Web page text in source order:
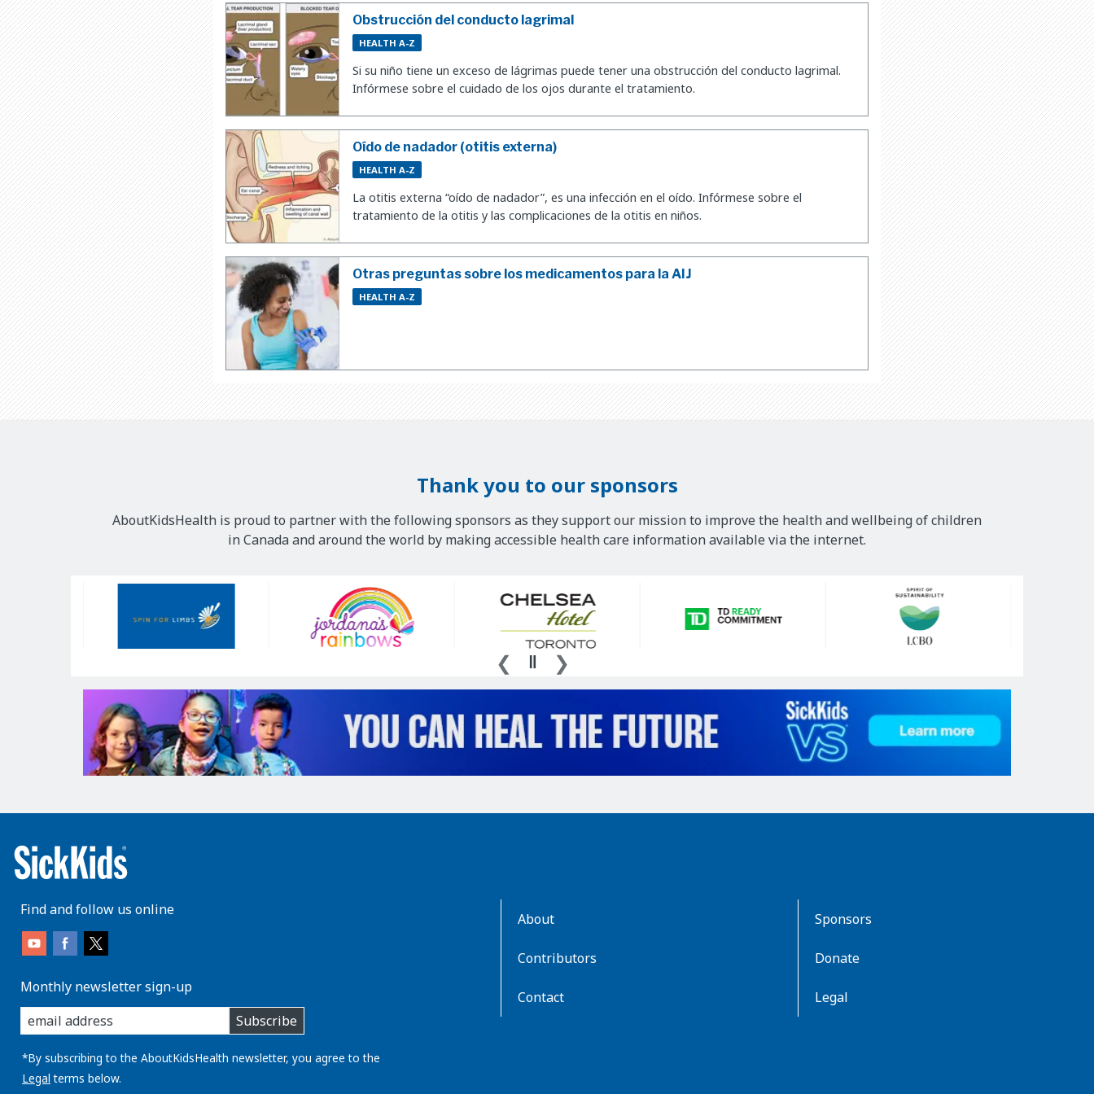
Obstrucción del conducto lagrimal
HEALTH A-Z
Si su niño tiene un exceso de lágrimas puede tener una obstrucción del conducto lagrimal.
Infórmese sobre el cuidado de los ojos durante el tratamiento.
Oído de nadador (otitis externa)
HEALTH A-Z
La otitis externa “oído de nadador”, es una infección en el oído. Infórmese sobre el
tratamiento de la otitis y las complicaciones de la otitis en niños.
Otras preguntas sobre los medicamentos para la AIJ
HEALTH A-Z
Thank you to our sponsors
AboutKidsHealth is proud to partner with the following sponsors as they support our mission to improve the health and wellbeing of children
in Canada and around the world by making accessible health care information available via the internet.
Find and follow us online
Monthly newsletter sign-up
enter
you
email
address:
Subscribe
*By subscribing to the AboutKidsHealth newsletter, you agree to the
Legal terms below.
About
Contributors
Contact
Sponsors
Donate
Legal